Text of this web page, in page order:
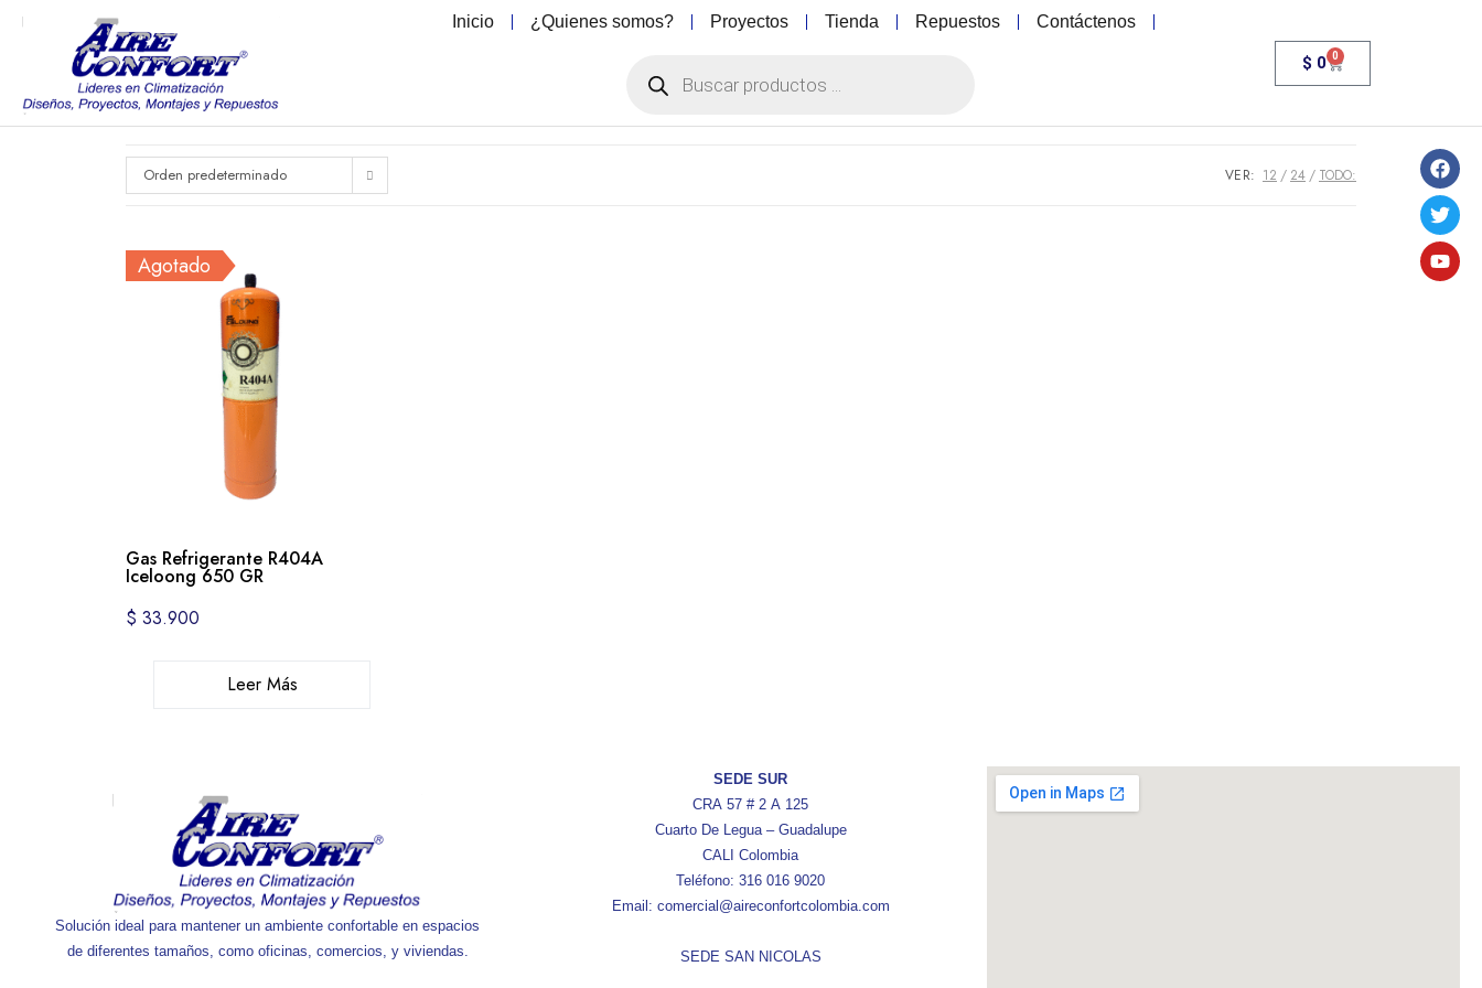
Inicio ¿Quienes somos? Proyectos Tienda Repuestos Contáctenos
$ 0 0
Orden predeterminado VER: 12 24 TODO:
Agotado
Gas Refrigerante R404A
Iceloong 650 GR
$ 33.900
Leer Más
Solución ideal para mantener un ambiente confortable en espacios
de diferentes tamaños, como oficinas, comercios, y viviendas.
SEDE SUR
CRA 57 # 2 A 125
Cuarto De Legua – Guadalupe
CALI Colombia
Teléfono: 316 016 9020
Email: comercial@aireconfortcolombia.com
SEDE SAN NICOLAS